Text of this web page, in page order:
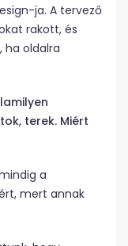
ja. A tervező
rakott, és
ha oldalra
terek. Miért
a
mert annak